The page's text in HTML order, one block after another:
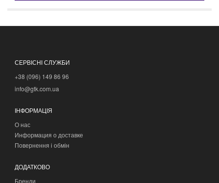
СЕРВІСНІ СЛУЖБИ
+38 (096) 149 86 96
info@gtk.com.ua
ІНФОРМАЦІЯ
О нас
Информация о доставке
Повернення і обмін
ДОДАТКОВО
Бренди